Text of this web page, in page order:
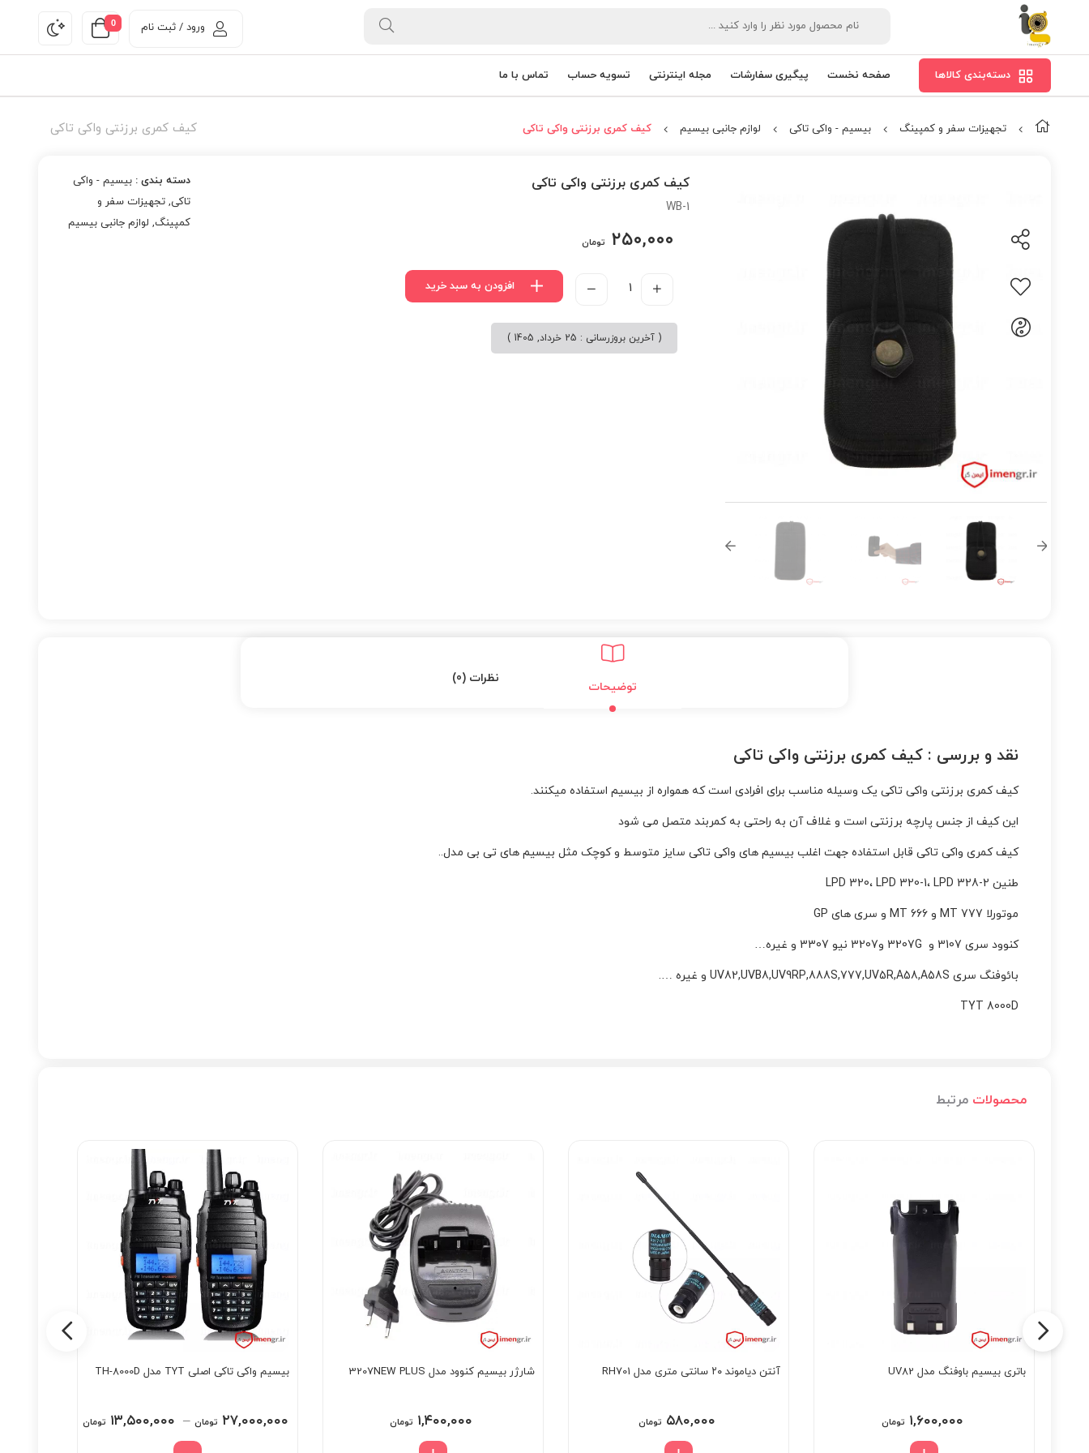
0 ورود / ثبت نام
دسته‌بندی کالاها صفحه نخست پیگیری سفارشات مجله اینترنتی تسویه حساب تماس با ما
کیف کمری برزنتی واکی تاکی تجهیزات سفر و کمپینگ بیسیم - واکی تاکی لوازم جانبی بیسیم کیف کمری برزنتی واکی تاکی
کیف کمری برزنتی واکی تاکی
WB-1
۲۵۰,۰۰۰ تومان
افزودن به سبد خرید
( آخرین بروزرسانی : 25 خرداد, 1405 )
دسته بندی :بیسیم - واکی
تاکی,تجهیزات سفر و
کمپینگ, لوازم جانبی بیسیم
توضیحات
نظرات (0)
نقد و بررسی : کیف کمری برزنتی واکی تاکی
کیف کمری برزنتی واکی تاکی یک وسیله مناسب برای افرادی است که همواره از بیسیم استفاده میکنند.
این کیف از جنس پارچه برزنتی است و غلاف آن به راحتی به کمربند متصل می شود
کیف کمری واکی تاکی قابل استفاده جهت اغلب بیسیم های واکی تاکی سایز متوسط و کوچک مثل بیسیم های تی بی مدل..
طنین LPD 320، LPD 320-1، LPD 328-2
موتورلا 777 MT و 666 MT و سری های GP
کنوود سری 3107 و 3207G و3207 نیو 3307 و غیره…
بائوفنگ سری UV82,UVB8,UV9RP,888S,777,UV5R,A58,A58S و غیره ….
TYT 8000D
محصولات مرتبط
باتری بیسیم باوفنگ مدل UV82
۱,۶۰۰,۰۰۰ تومان
آنتن دیاموند ۲۰ سانتی متری مدل RH701
۵۸۰,۰۰۰ تومان
شارژر بیسیم کنوود مدل 3207NEW PLUS
۱,۴۰۰,۰۰۰ تومان
بیسیم واکی تاکی اصلی TYT مدل TH-8000D
۲۷,۰۰۰,۰۰۰ تومان – ۱۳,۵۰۰,۰۰۰ تومان